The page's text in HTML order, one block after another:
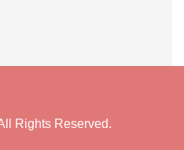
Rights Reserved.